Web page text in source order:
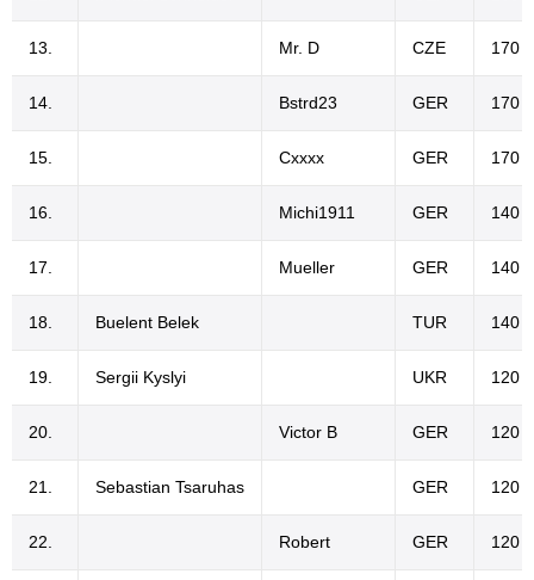
13. Mr. D CZE 170 €
14. Bstrd23 GER 170 €
15. Cxxxx GER 170 €
16. Michi1911 GER 140 €
17. Mueller GER 140 €
18. Buelent Belek TUR 140 €
19. Sergii Kyslyi UKR 120 €
20. Victor B GER 120 €
21. Sebastian Tsaruhas GER 120 €
22. Robert GER 120 €